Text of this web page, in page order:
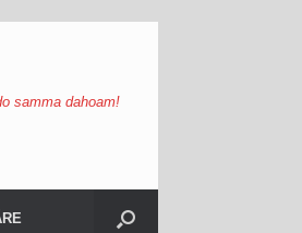
samma dahoam!